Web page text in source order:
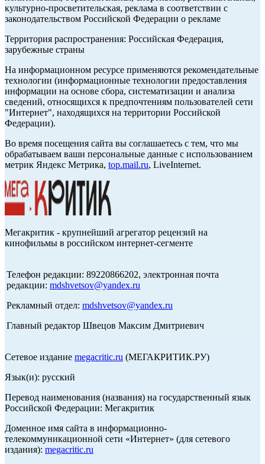
культурно-просветительская, реклама в соответствии с
законодательством Российской Федерации о рекламе
Территория распространения: Российская Федерация,
зарубежные страны
На информационном ресурсе применяются рекомендательные
технологии (информационные технологии предоставления
информации на основе сбора, систематизации и анализа
сведений, относящихся к предпочтениям пользователей сети
"Интернет", находящихся на территории Российской
Федерации).
Во время посещения сайта вы соглашаетесь с тем, что мы
обрабатываем ваши персональные данные с использованием
метрик Яндекс Метрика, top.mail.ru, LiveInternet.
Мегакритик - крупнейший агрегатор рецензий на
кинофильмы в российском интернет-сегменте
Телефон редакции: 89220866202, электронная почта
редакции: mdshvetsov@yandex.ru
Рекламный отдел: mdshvetsov@yandex.ru
Главный редактор Швецов Максим Дмитриевич
Сетевое издание megacritic.ru (МЕГАКРИТИК.РУ)
Язык(и): русский
Перевод наименования (названия) на государственный язык
Российской Федерации: Мегакритик
Доменное имя сайта в информационно-
телекоммуникационной сети «Интернет» (для сетевого
издания): megacritic.ru